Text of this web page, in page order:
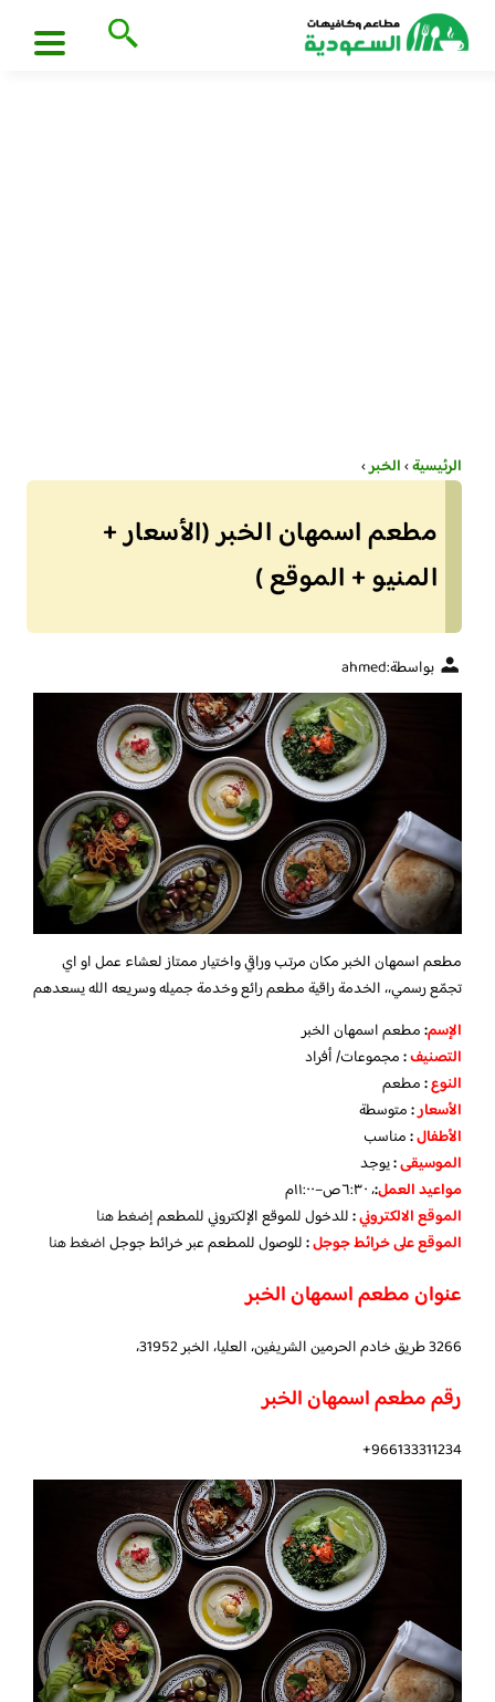
الرئيسية›الخبر›
مطعم اسمهان الخبر (الأسعار +
المنيو + الموقع )
بواسطة:ahmed
مطعم اسمهان الخبرمكان مرتب وراقي واختيار ممتاز لعشاء عمل او اي
تجمّع رسمي،، الخدمة راقية مطعم رائع وخدمة جميله وسريعه الله يسعدهم
الإسم:مطعم اسمهان الخبر
التصنيف:مجموعات/ أفراد
النوع:مطعم
الأسعار:متوسطة
الأطفال:مناسب
الموسيقى:يوجد
مواعيد العمل:، ٦:٣٠ص–١١:٠٠م
الموقع الالكتروني:للدخول للموقع الإلكتروني للمطعمإضغط هنا
الموقع على خرائط جوجل:للوصول للمطعم عبر خرائط جوجلاضغط هنا
عنوان مطعم اسمهان الخبر
3266 طريق خادم الحرمين الشريفين، العليا، الخبر 31952،
رقم مطعم اسمهان الخبر
966133311234+